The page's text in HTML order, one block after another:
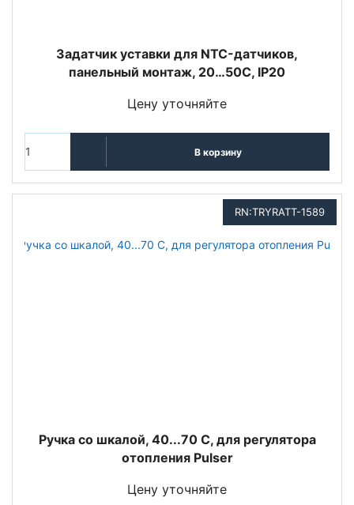
Задатчик уставки для NTC-датчиков,
панельный монтаж, 20…50С, IP20
Цену уточняйте
В корзину
RN:TRYRATT-1589
Ручка со шкалой, 40...70 С, для регулятора
отопления Pulser
Цену уточняйте